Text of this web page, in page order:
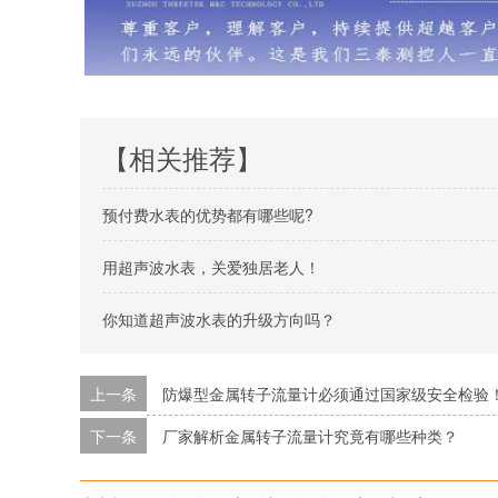
【相关推荐】
预付费水表的优势都有哪些呢?
用超声波水表，关爱独居老人！
你知道超声波水表的升级方向吗？
上一条
防爆型金属转子流量计必须通过国家级安全检验
下一条
厂家解析金属转子流量计究竟有哪些种类？